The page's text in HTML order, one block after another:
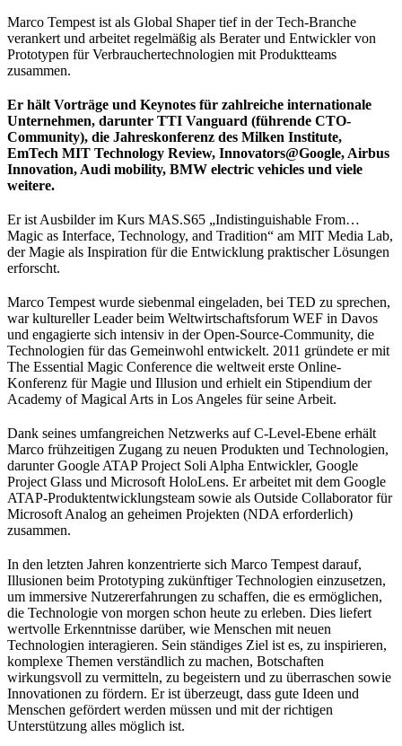
Marco Tempest ist als Global Shaper tief in der Tech-Branche
verankert und arbeitet regelmäßig als Berater und Entwickler von
Prototypen für Verbrauchertechnologien mit Produktteams
zusammen.
Er hält Vorträge und Keynotes für zahlreiche internationale
Unternehmen, darunter TTI Vanguard (führende CTO-
Community), die Jahreskonferenz des Milken Institute,
EmTech MIT Technology Review, Innovators@Google, Airbus
Innovation, Audi mobility, BMW electric vehicles und viele
weitere.
Er ist Ausbilder im Kurs MAS.S65 „Indistinguishable From…
Magic as Interface, Technology, and Tradition“ am MIT Media Lab,
der Magie als Inspiration für die Entwicklung praktischer Lösungen
erforscht.
Marco Tempest wurde siebenmal eingeladen, bei TED zu sprechen,
war kultureller Leader beim Weltwirtschaftsforum WEF in Davos
und engagierte sich intensiv in der Open-Source-Community, die
Technologien für das Gemeinwohl entwickelt. 2011 gründete er mit
The Essential Magic Conference die weltweit erste Online-
Konferenz für Magie und Illusion und erhielt ein Stipendium der
Academy of Magical Arts in Los Angeles für seine Arbeit.
Dank seines umfangreichen Netzwerks auf C-Level-Ebene erhält
Marco frühzeitigen Zugang zu neuen Produkten und Technologien,
darunter Google ATAP Project Soli Alpha Entwickler, Google
Project Glass und Microsoft HoloLens. Er arbeitet mit dem Google
ATAP-Produktentwicklungsteam sowie als Outside Collaborator für
Microsoft Analog an geheimen Projekten (NDA erforderlich)
zusammen.
In den letzten Jahren konzentrierte sich Marco Tempest darauf,
Illusionen beim Prototyping zukünftiger Technologien einzusetzen,
um immersive Nutzererfahrungen zu schaffen, die es ermöglichen,
die Technologie von morgen schon heute zu erleben. Dies liefert
wertvolle Erkenntnisse darüber, wie Menschen mit neuen
Technologien interagieren. Sein ständiges Ziel ist es, zu inspirieren,
komplexe Themen verständlich zu machen, Botschaften
wirkungsvoll zu vermitteln, zu begeistern und zu überraschen sowie
Innovationen zu fördern. Er ist überzeugt, dass gute Ideen und
Menschen gefördert werden müssen und mit der richtigen
Unterstützung alles möglich ist.